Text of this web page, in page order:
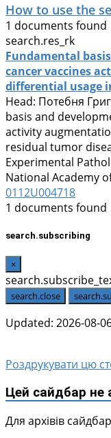
How to use the
1 documents found
search.res_rk
Fundamental
cancer vaccines
differential usage
Head: Потебня
basis and
activity
residual tumor
Experimental
National Academy
0112U004718
1 documents found
search.subscribing
×
search.close
Updated: 2026-08-
Роздрукувати цю
Цей сайдбар не
Для архівів